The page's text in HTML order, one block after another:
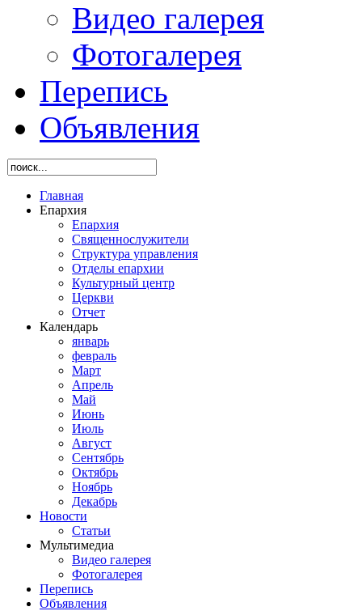
Видео галерея
Фотогалерея
Перепись
Объявления
Главная
Епархия
Епархия
Священнослужители
Структура управления
Отделы епархии
Культурный центр
Церкви
Отчет
Календарь
январь
февраль
Март
Апрель
Май
Июнь
Июль
Август
Сентябрь
Октябрь
Ноябрь
Декабрь
Новости
Статьи
Мультимедиа
Видео галерея
Фотогалерея
Перепись
Объявления